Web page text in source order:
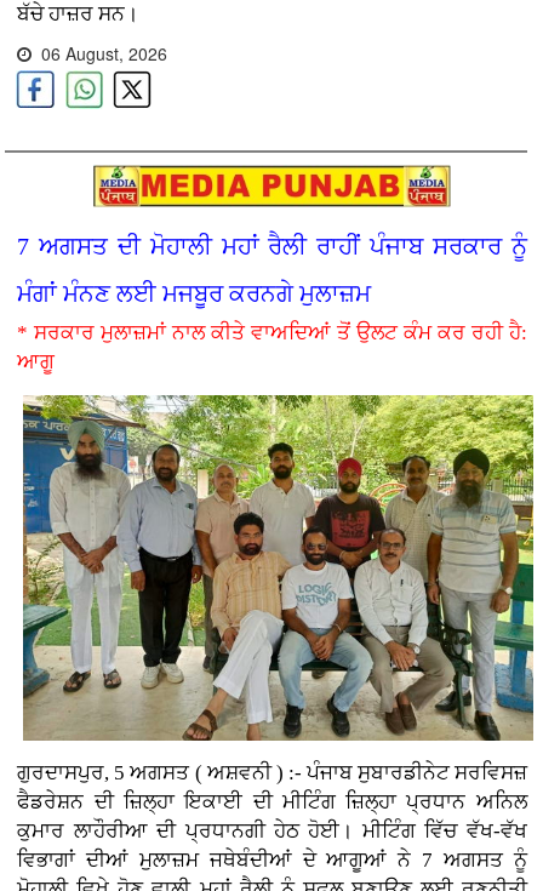
ਬੱਚੇ ਹਾਜ਼ਰ ਸਨ।
06 August, 2026
7 ਅਗਸਤ ਦੀ ਮੋਹਾਲੀ ਮਹਾਂ ਰੈਲੀ ਰਾਹੀਂ ਪੰਜਾਬ ਸਰਕਾਰ ਨੂੰ
ਮੰਗਾਂ ਮੰਨਣ ਲਈ ਮਜਬੂਰ ਕਰਨਗੇ ਮੁਲਾਜ਼ਮ
* ਸਰਕਾਰ ਮੁਲਾਜ਼ਮਾਂ ਨਾਲ ਕੀਤੇ ਵਾਅਦਿਆਂ ਤੋਂ ਉਲਟ ਕੰਮ ਕਰ ਰਹੀ ਹੈ:
ਆਗੂ
ਗੁਰਦਾਸਪੁਰ, 5 ਅਗਸਤ ( ਅਸ਼ਵਨੀ ) :-ਪੰਜਾਬ ਸੁਬਾਰਡੀਨੇਟ ਸਰਵਿਸਜ਼
ਫੈਡਰੇਸ਼ਨ ਦੀ ਜ਼ਿਲ੍ਹਾ ਇਕਾਈ ਦੀ ਮੀਟਿੰਗ ਜ਼ਿਲ੍ਹਾ ਪ੍ਰਧਾਨ ਅਨਿਲ
ਕੁਮਾਰ ਲਾਹੌਰੀਆ ਦੀ ਪ੍ਰਧਾਨਗੀ ਹੇਠ ਹੋਈ। ਮੀਟਿੰਗ ਵਿੱਚ ਵੱਖ-ਵੱਖ
ਵਿਭਾਗਾਂ ਦੀਆਂ ਮੁਲਾਜ਼ਮ ਜਥੇਬੰਦੀਆਂ ਦੇ ਆਗੂਆਂ ਨੇ 7 ਅਗਸਤ ਨੂੰ